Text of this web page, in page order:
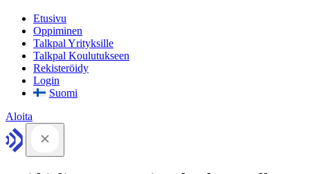
Etusivu
Oppiminen
Talkpal Yrityksille
Talkpal Koulutukseen
Rekisteröidy
Login
Suomi
Aloita